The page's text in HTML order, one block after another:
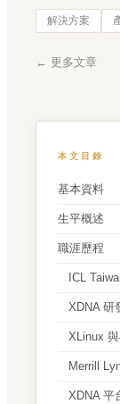
解決方案
← 更多文章
本文目錄
基本資料
生平概述
職涯歷程
ICL
XDNA 研
XLinux 與
Merrill
XDNA 平